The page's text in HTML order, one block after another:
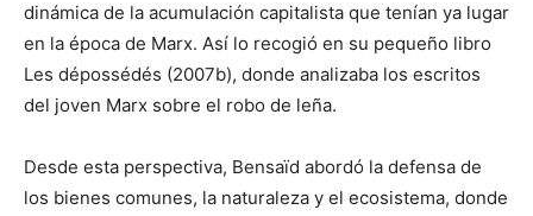
dinámica de la acumulación capitalista que tenían ya lugar
en la época de Marx. Así lo recogió en su pequeño libro
Les dépossédés (2007b), donde analizaba los escritos
del joven Marx sobre el robo de leña.
Desde esta perspectiva, Bensaïd abordó la defensa de
los bienes comunes, la naturaleza y el ecosistema, donde